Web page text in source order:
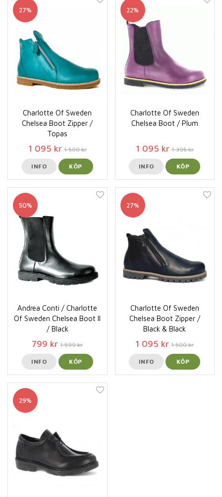
27%
Charlotte Of Sweden
Chelsea Boot Zipper /
Topas
1 095 kr 1 500 kr
INFO KÖP
22%
Charlotte Of Sweden
Chelsea Boot / Plum
1 095 kr 1 395 kr
INFO KÖP
50%
Andrea Conti / Charlotte
Of Sweden Chelsea Boot ll
/ Black
799 kr 1 599 kr
INFO KÖP
27%
Charlotte Of Sweden
Chelsea Boot Zipper /
Black & Black
1 095 kr 1 500 kr
INFO KÖP
29%